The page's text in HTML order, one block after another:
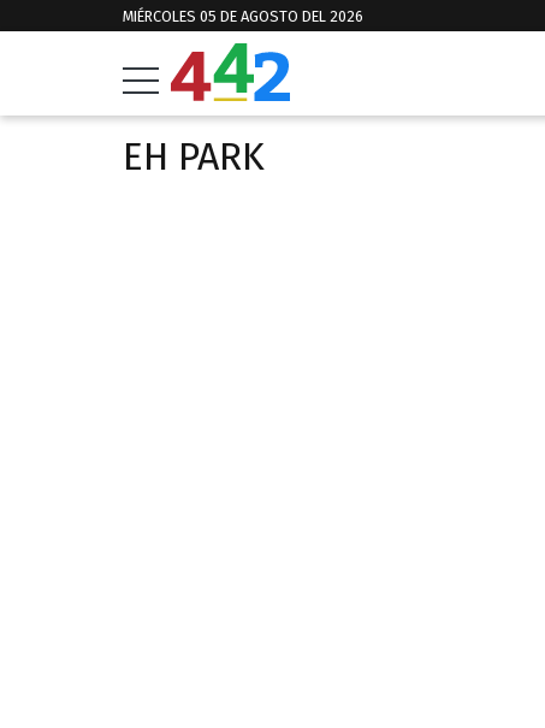
MIÉRCOLES 05 DE AGOSTO DEL 2026
EH PARK